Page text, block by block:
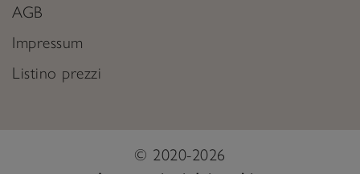
AGB
Impressum
Listino prezzi
© 2020-2026